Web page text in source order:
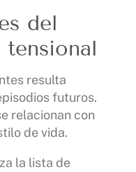
del
resulta
futuros.
relacionan con
de vida.
la lista de